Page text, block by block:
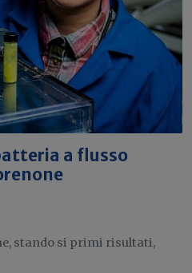
a flusso
stando si primi risultati,